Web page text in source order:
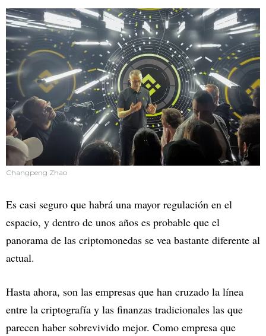
Changpeng Zhao
Es casi seguro que habrá una mayor regulación en el
espacio, y dentro de unos años es probable que el
panorama de las criptomonedas se vea bastante diferente al
actual.
Hasta ahora, son las empresas que han cruzado la línea
entre la criptografía y las finanzas tradicionales las que
parecen haber sobrevivido mejor. Como empresa que